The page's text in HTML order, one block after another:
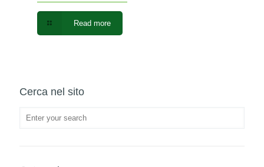
Read more
Cerca nel sito